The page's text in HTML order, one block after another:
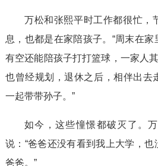
万松和张熙平时工作都很忙，
息，也都是在家陪孩子。“周末在
有空还能陪孩子打打篮球，一家人
也曾经规划，退休之后，相伴出去
一起带带孙子。”
如今，这些憧憬都破灭了。
说：“爸爸还没有看到我上大学，
爸爸。”